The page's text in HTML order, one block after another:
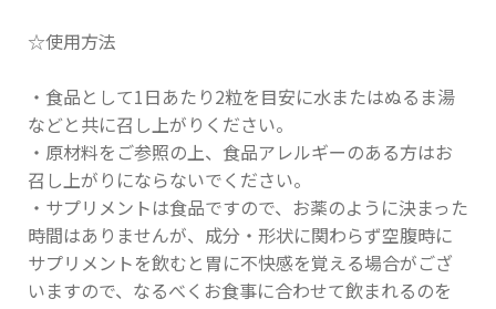
☆使用方法
・食品として1日あたり2粒を目安に水またはぬるま湯
などと共に召し上がりください。
・原材料をご参照の上、食品アレルギーのある方はお
召し上がりにならないでください。
・サプリメントは食品ですので、お薬のように決まった
時間はありませんが、成分・形状に関わらず空腹時に
サプリメントを飲むと胃に不快感を覚える場合がござ
いますので、なるべくお食事に合わせて飲まれるのを